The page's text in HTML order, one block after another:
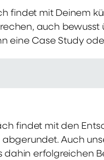
findet mit Deinem
auch
eine Case Study
findet mit den
Auch
dahin erfolgreichen